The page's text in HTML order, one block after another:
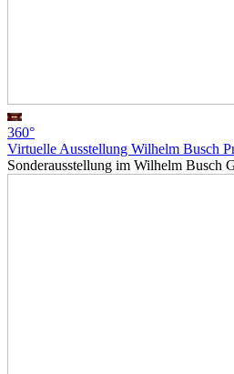
360°
Virtuelle Ausstellung Wilhelm Busch
Sonderausstellung im Wilhelm Busch